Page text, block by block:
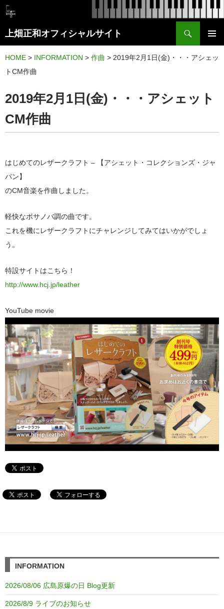
上畑正和オフィシャルサイト
メイン
ン
テ
ツ
へ
HOME > INFORMATION > 作曲 > 2019年2月1日(金)・・・アシェッ
トCM作曲
2019年2月1日(金)・・・アシェット
CM作曲
はじめてのレザークラフト – 【アシェット・コレクションズ・ジャ
パン】
のCM音楽を作曲しました。
軽快なボサノバ調の曲です。
これを機にレザークラフトにチャレンジしてみてはいかがでしょ
う。
特設サイトはこちら！
http://www.hcj.jp/leather
YouTube movie
INFORMATION
2026/08/06 広島原爆の日 Blog更新
2026/8/9 ライブのお知らせ